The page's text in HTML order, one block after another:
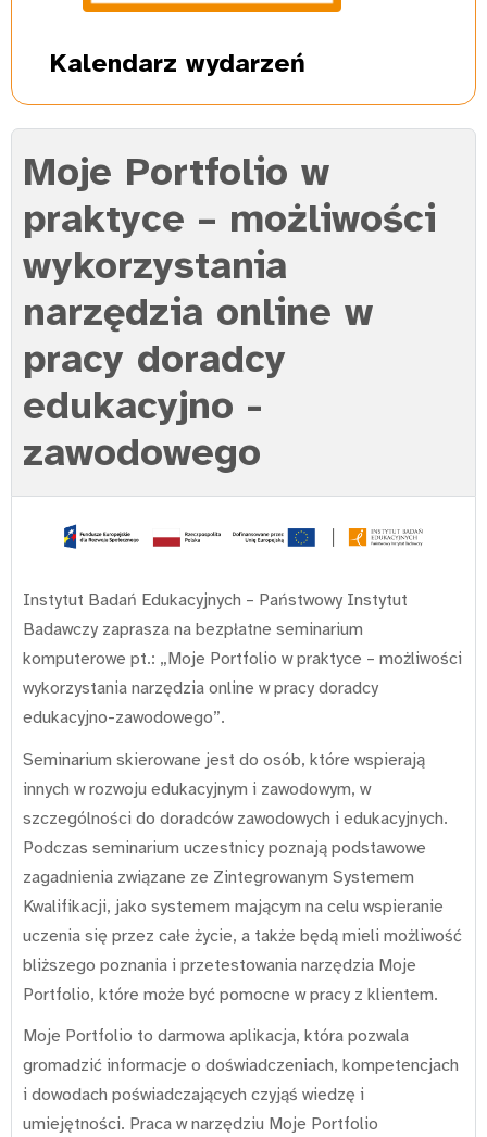
Kalendarz wydarzeń
Moje Portfolio w
praktyce – możliwości
wykorzystania
narzędzia online w
pracy doradcy
edukacyjno -
zawodowego
Instytut Badań Edukacyjnych – Państwowy Instytut
Badawczy zaprasza na bezpłatne seminarium
komputerowe pt.: „Moje Portfolio w praktyce – możliwości
wykorzystania narzędzia online w pracy doradcy
edukacyjno-zawodowego”.
Seminarium skierowane jest do osób, które wspierają
innych w rozwoju edukacyjnym i zawodowym, w
szczególności do doradców zawodowych i edukacyjnych.
Podczas seminarium uczestnicy poznają podstawowe
zagadnienia związane ze Zintegrowanym Systemem
Kwalifikacji, jako systemem mającym na celu wspieranie
uczenia się przez całe życie, a także będą mieli możliwość
bliższego poznania i przetestowania narzędzia Moje
Portfolio, które może być pomocne w pracy z klientem.
Moje Portfolio to darmowa aplikacja, która pozwala
gromadzić informacje o doświadczeniach, kompetencjach
i dowodach poświadczających czyjąś wiedzę i
umiejętności. Praca w narzędziu Moje Portfolio